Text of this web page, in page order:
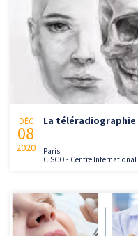
DÉC
08
2020
La téléradiographie
Paris
CISCO - Centre International